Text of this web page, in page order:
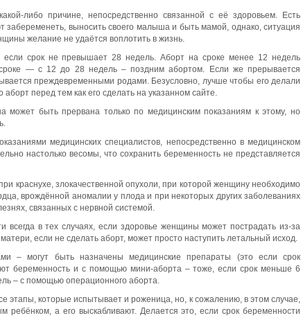
либо причине, непосредственно связанной с её здоровьем. Есть
забеременеть, выносить своего малыша и быть мамой, однако, ситуация
желание не удаётся воплотить в жизнь.
срок не превышает 28 недель. Аборт на сроке менее 12 недель
— с 12 до 28 недель – поздним абортом. Если же прерывается
преждевременными родами. Безусловно, лучше чтобы его делали
перед тем как его сделать на указанном сайте.
может быть прервана только по медицинским показаниям к этому, но
медицинских специалистов, непосредственно в медицинском
настолько весомы, что сохранить беременность не представляется
краснухе, злокачественной опухоли, при которой женщину необходимо
врождённой аномалии у плода и при некоторых других заболеваниях
связанных с нервной системой.
в тех случаях, если здоровье женщины может пострадать из-за
если не сделать аборт, может просто наступить летальный исход.
– могут быть назначены медицинские препараты (это если срок
беременность и с помощью мини-аборта – тоже, если срок меньше 6
– с помощью операционного аборта.
этапы, которые испытывает и роженица, но, к сожалению, в этом случае,
а его выскабливают. Делается это, если срок беременности